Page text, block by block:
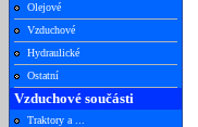
Olejové
Vzduchové
Hydraulické
Ostatní
Vzduchové součásti
Traktory a ...